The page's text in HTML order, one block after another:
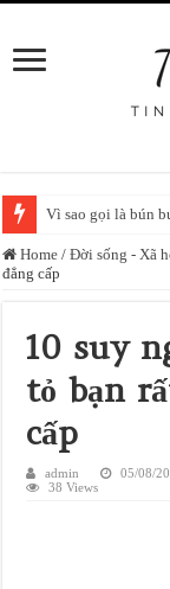
Vì sao gọi là bún
Home / Đời sống - Xã
đẳng cấp
10 suy
tỏ bạn
cấp
admin 05/08/
38 Views